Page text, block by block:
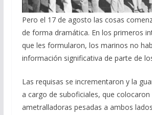
Pero el 17 de agosto las cosas
de forma dramática. En los primeros
que les formularon, los marinos no
información significativa de parte de
Las requisas se incrementaron y la
a cargo de suboficiales, que colocaron
ametralladoras pesadas a ambos